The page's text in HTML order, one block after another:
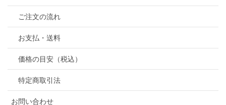
ご注文の流れ
お支払・送料
価格の目安（税込）
特定商取引法
お問い合わせ